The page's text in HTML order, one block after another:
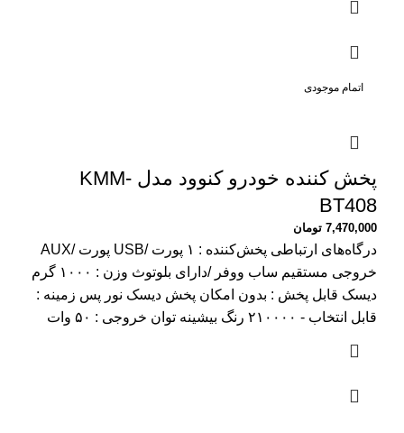
اتمام موجودی
پخش کننده خودرو کنوود مدل KMM-
BT408
7,470,000 تومان
درگاه‌های ارتباطی پخش‌کننده : ۱ پورت /USB پورت /AUX
خروجی مستقیم ساب ووفر /دارای بلوتوث وزن : ۱۰۰۰ گرم
دیسک قابل پخش : بدون امکان پخش دیسک نور پس زمینه :
قابل انتخاب - ۲۱۰۰۰۰ رنگ بیشینه توان خروجی : ۵۰ وات